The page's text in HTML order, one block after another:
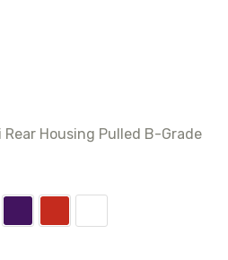
Rear Housing Pulled B-Grade